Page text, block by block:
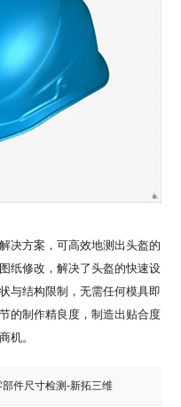
决方案，可高效地测出头盔的
纸修改，解决了头盔的快速设
与结构限制，无需任何模具即
的制作精良度，制造出贴合度
机。
件尺寸检测-新拓三维